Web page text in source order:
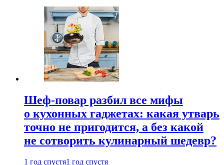
Шеф-повар разбил все мифы
о кухонных гаджетах: какая утварь
точно не пригодится, а без какой
не сотворить кулинарный шедевр?
1 год спустя1 год спустя